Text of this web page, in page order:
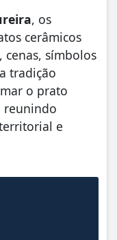
, os
cerâmicos
cenas, símbolos
tradição
o prato
reunindo
e